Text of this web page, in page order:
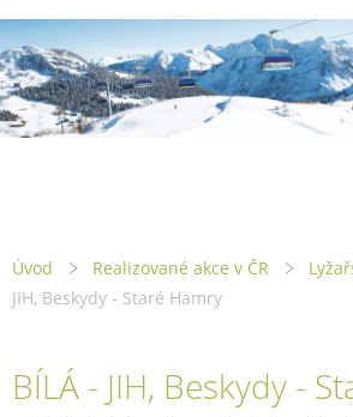
Úvod Realizované akce v ČR
JIH, Beskydy - Staré Hamry
BÍLÁ - JIH, Beskydy -